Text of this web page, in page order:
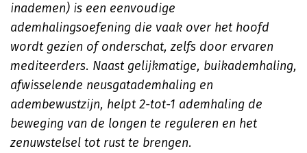
inademen) is een eenvoudige
ademhalingsoefening die vaak over het hoofd
wordt gezien of onderschat, zelfs door ervaren
mediteerders. Naast gelijkmatige, buikademhaling,
afwisselende neusgatademhaling en
adembewustzijn, helpt 2-tot-1 ademhaling de
beweging van de longen te reguleren en het
zenuwstelsel tot rust te brengen.